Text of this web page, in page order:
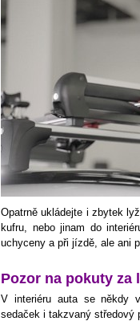
Opatrně ukládejte i zbytek
kufru, nebo jinam do
uchyceny a při jízdě, ale ani
Pozor na pokuty za
V interiéru auta se někdy
sedaček i takzvaný středový